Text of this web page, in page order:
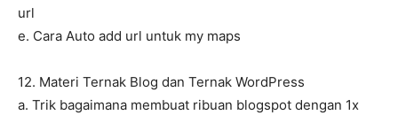
url
e. Cara Auto add url untuk my maps
12. Materi Ternak Blog dan Ternak WordPress
a. Trik bagaimana membuat ribuan blogspot dengan 1x